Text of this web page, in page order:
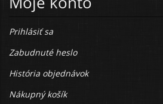
Prihlásiť sa
Zabudnuté heslo
História objednávok
Nákupný košík